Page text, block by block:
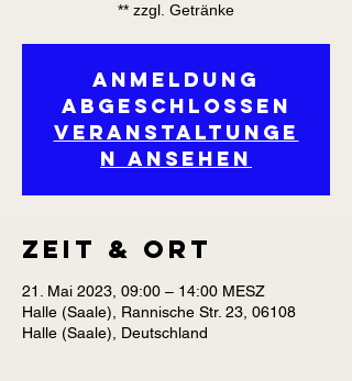
** zzgl. Getränke
Anmeldung
abgeschlossen
Veranstaltunge
n ansehen
Zeit & Ort
21. Mai 2023, 09:00 – 14:00 MESZ
Halle (Saale), Rannische Str. 23, 06108
Halle (Saale), Deutschland